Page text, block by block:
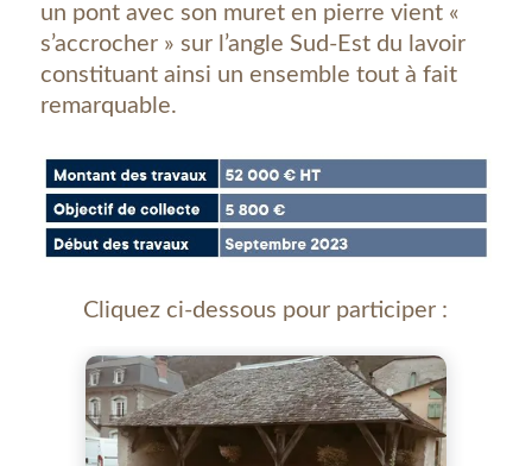
un pont avec son muret en pierre vient «
s’accrocher » sur l’angle Sud-Est du lavoir
constituant ainsi un ensemble tout à fait
remarquable.
Cliquez ci-dessous pour participer :